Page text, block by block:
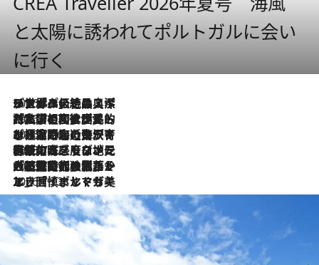
と太陽に誘われてポルトガルに会い
に行く
2026.8.8
リスボンの絶品スイーツ「パステル・デ・ナタ」とは？ポルトガル伝統の奥深い世界へ
2026.7.27
「私の祖国はポルトガル語です」国民的詩人フェルナンド・ペソアと、彼が愛した文学の街を歩く
2026.7.26
ポルトガル近海が育む極上の海の幸。キリリと冷えた白ワインと愉しむ、シーフード専門店の贅沢
2026.7.22
伝統の味をモダンに昇華。高感度な地元客が集う、リスボンの最旬ガストロノミー
2026.7.21
大航海時代の栄華から、震災、独裁、そして革命へ。ポルトガル・首都リスボンの石畳に刻まれた「歴史の光と影」
2026.7.13
エッセイ・ヤマザキマリ「慎ましくも美しき国 ポルトガル」